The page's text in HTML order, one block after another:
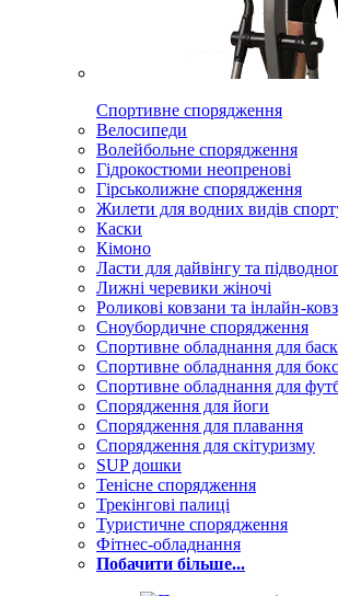
Спортивне спорядження
Велосипеди
Волейбольне спорядження
Гідрокостюми неопренові
Гірськолижне спорядження
Жилети для водних видів
Каски
Кімоно
Ласти для дайвінгу та
Лижні черевики жіночі
Роликові ковзани та інлайн-
Сноубордичне спорядження
Спортивне обладнання для
Спортивне обладнання для
Спортивне обладнання для
Спорядження для йоги
Спорядження для плавання
Спорядження для скітуризму
SUP дошки
Тенісне спорядження
Трекінгові палиці
Туристичне спорядження
Фітнес-обладнання
Побачити більше...